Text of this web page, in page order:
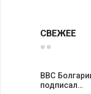
СВЕЖЕЕ
ВВС
подписал…